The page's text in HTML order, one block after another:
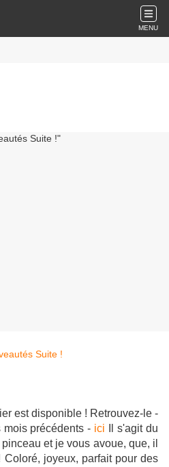
MENU
est disponible ! Retrouvez-le -
précédents - ici Il s'agit du
et je vous avoue, que, il
joyeux, parfait pour des